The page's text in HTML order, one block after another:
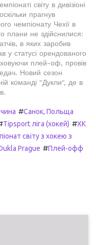
світу в дивізіоні
прагнув
чемпіонату Чехії в
плани не здійснилися:
в яких заробив
у статусі орендованого
плей-оф, провів
Новий сезон
команді "Дукли", де в
#Санок, Польща
Tipsport ліга (хокей) #ХК
світу з хокею з
Prague #Плей-офф